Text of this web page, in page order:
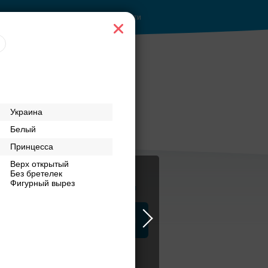
Украина
Белый
Принцесса
Верх открытый
Без бретелек
Фигурный вырез
Войти
Журнал